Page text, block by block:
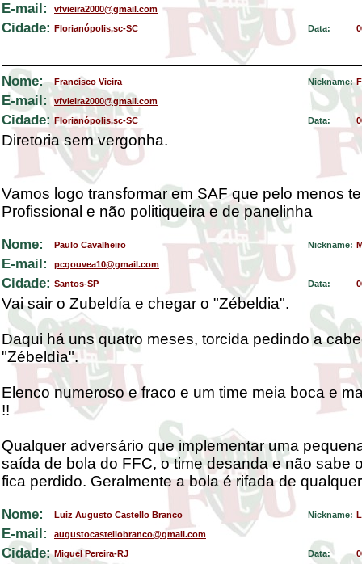
E-mail: vfvieira2000@gmail.com
Cidade: Florianópolis,sc-SC Data:
Nome: Francisco Vieira Nickname:
E-mail: vfvieira2000@gmail.com
Cidade: Florianópolis,sc-SC Data:
Diretoria sem vergonha.
Vamos logo transformar em SAF que pelo menos
Profissional e não politiqueira e de panelinha
Nome: Paulo Cavalheiro Nickname:
E-mail: pcgouvea10@gmail.com
Cidade: Santos-SP Data:
Vai sair o Zubeldía e chegar o "Zébeldia".
Daqui há uns quatro meses, torcida pedindo a
"Zébeldìa".
Elenco numeroso e fraco e um time meia boca e
!!
Qualquer adversário que implementar uma
saída de bola do FFC, o time desanda e não sabe
fica perdido. Geralmente a bola é rifada de
Nome: Luiz Augusto Castello Branco Nickname:
E-mail: augustocastellobranco@gmail.com
Cidade: Miguel Pereira-RJ Data: